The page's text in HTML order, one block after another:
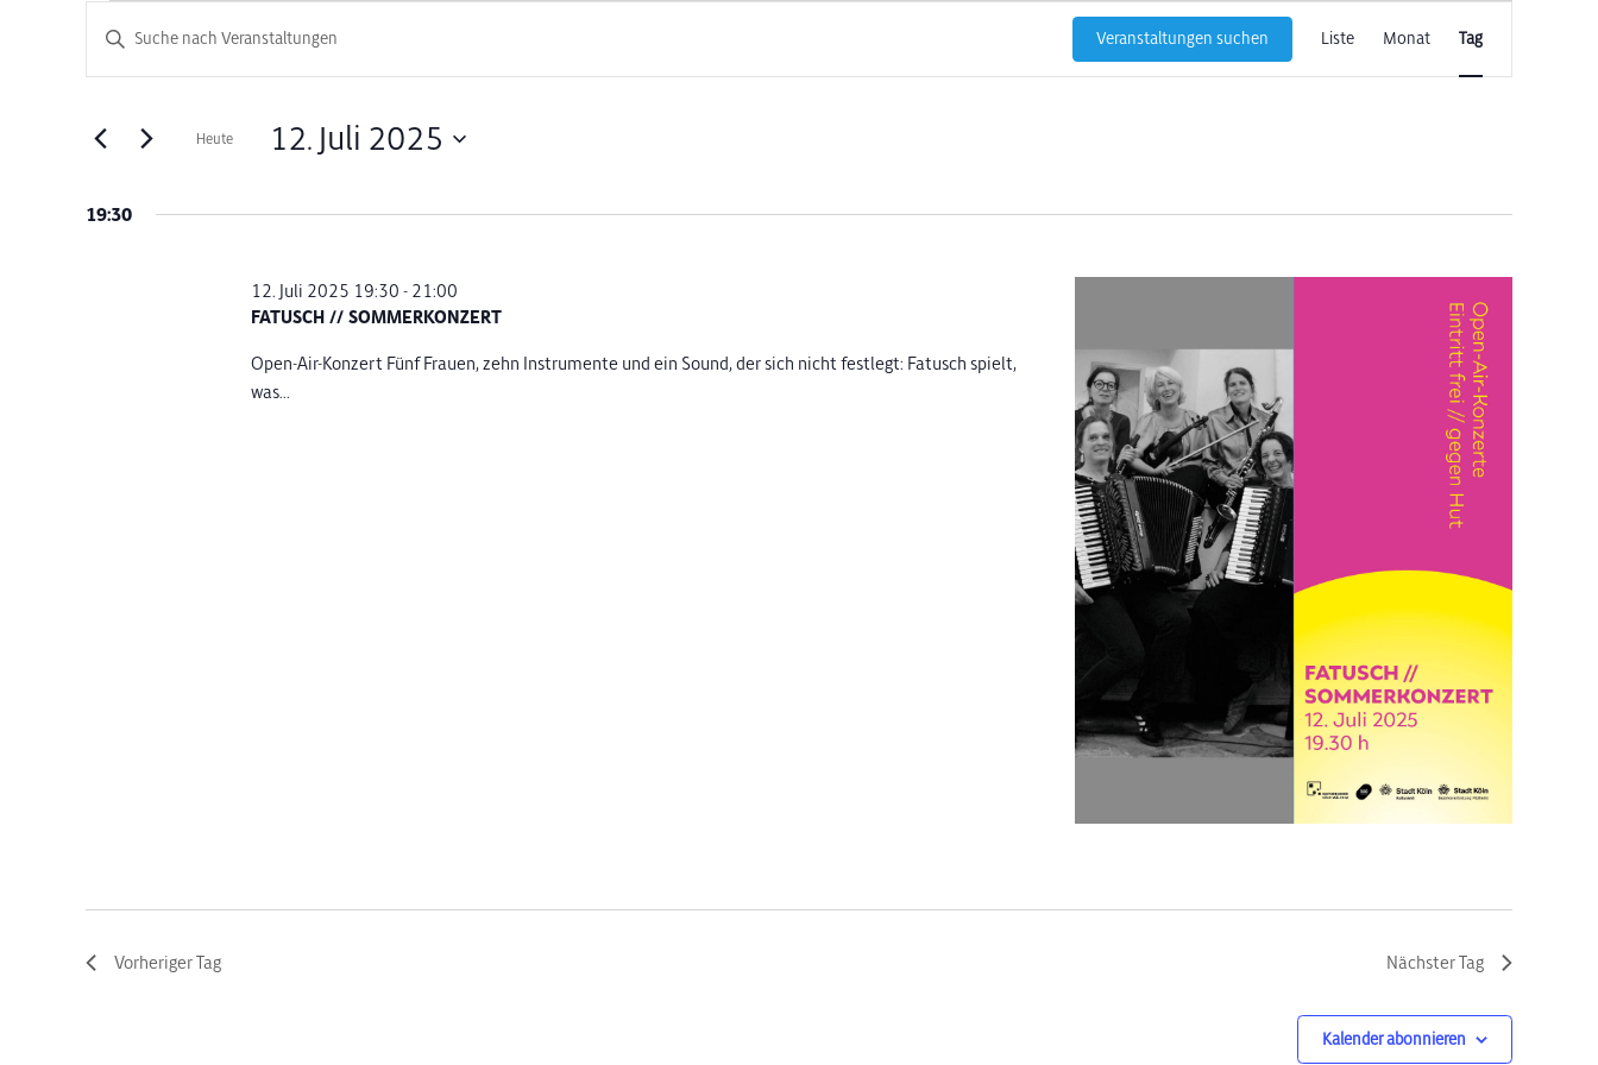
Veranstaltungen
12.
Juli
Veranstaltungen
Suche
und
Ansichten,
Bitte
nach
Schlüsselwort.
Veranstaltungen suchen
Ansichten-
Liste Monat Tag
Heute 12. Juli 2025
19:30
FATUSCH // SOMMERKONZERT
12. Juli 2025 19:30 - 21:00
Open-Air-Konzert Fünf Frauen, zehn Instrumente und ein Sound, der sich nicht festlegt: Fatusch spielt,
was...
Vorheriger Tag Nächster Tag
Kalender abonnieren